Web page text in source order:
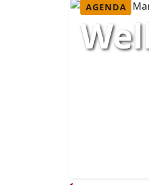
AGENDA